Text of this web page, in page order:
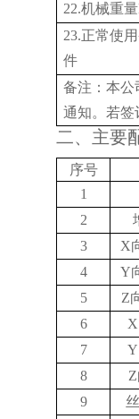
22.机械重
23.正常使
件
备注：本公
通知。若签
二、主要
序号
1
2
3
X
4
Y
5
Z
6
7
8
9